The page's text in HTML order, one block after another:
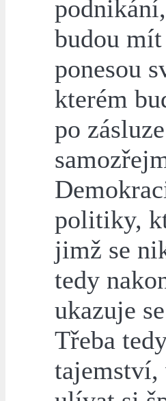
budou
ponesou
kterém
po
politiky,
jimž se
tedy
ukazuje
Třeba